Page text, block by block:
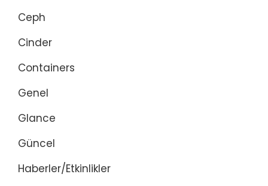
Ceph
Cinder
Containers
Genel
Glance
Güncel
Haberler/Etkinlikler